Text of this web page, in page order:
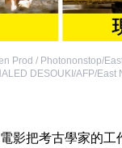
Prod / Photononstop/
DESOUKI/AFP/East
影把考古學家的工